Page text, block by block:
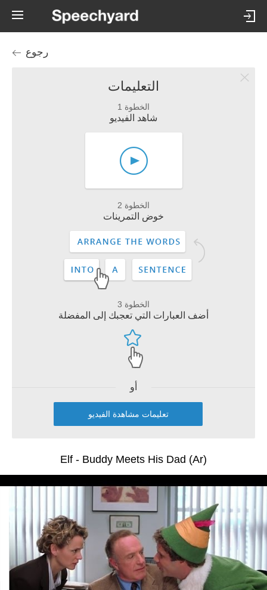
رجوع
التعليمات
الخطوة 1
شاهد الفيديو
الخطوة 2
خوض التمرينات
الخطوة 3
أضف العبارات التي تعجبك إلى المفضلة
أو
تعليمات مشاهدة الفيديو
Elf - Buddy Meets His Dad (Ar)